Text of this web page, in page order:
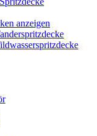
anzeigen